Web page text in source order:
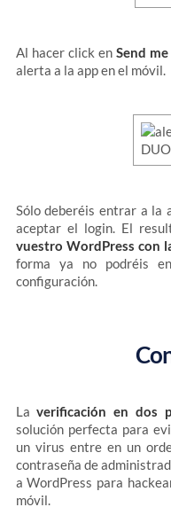
Al hacer click en Send
alerta a la app en el móvil.
Sólo deberéis entrar a la
aceptar el login. El
vuestro WordPress con
forma ya no podréis
configuración.
Laverificación en dos
solución perfecta para
un virus entre en un
contraseña de
a WordPress para
móvil.